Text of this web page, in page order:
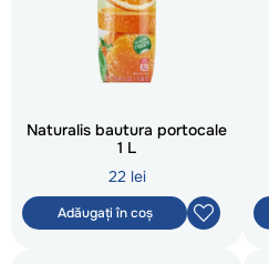
Naturalis bautura portocale
1 L
22 lei
Adăugați în coș